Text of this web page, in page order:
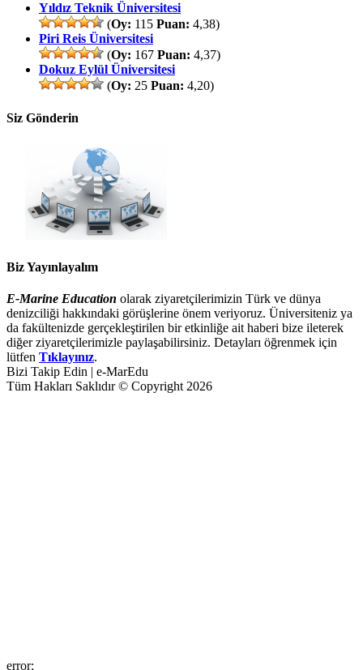
Yıldız Teknik Üniversitesi
(Oy: 115 Puan: 4,38)
Piri Reis Üniversitesi
(Oy: 167 Puan: 4,37)
Dokuz Eylül Üniversitesi
(Oy: 25 Puan: 4,20)
Siz Gönderin
Biz Yayınlayalım
E-Marine Education olarak ziyaretçilerimizin Türk ve dünya
denizciliği hakkındaki görüşlerine önem veriyoruz. Üniversiteniz ya
da fakültenizde gerçekleştirilen bir etkinliğe ait haberi bize ileterek
diğer ziyaretçilerimizle paylaşabilirsiniz. Detayları öğrenmek için
lütfen Tıklayınız.
Bizi Takip Edin | e-MarEdu
Tüm Hakları Saklıdır © Copyright 2026
error: